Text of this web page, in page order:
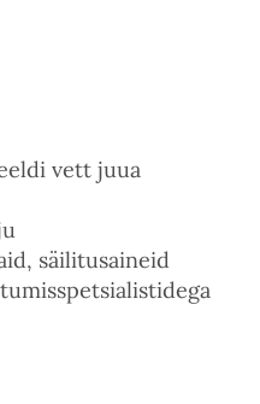
vett juua
säilitusaineid